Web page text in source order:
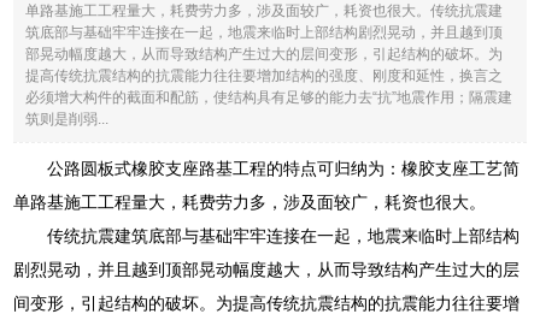
单路基施工工程量大，耗费劳力多，涉及面较广，耗资也很大。传统抗震建
筑底部与基础牢牢连接在一起，地震来临时上部结构剧烈晃动，并且越到顶
部晃动幅度越大，从而导致结构产生过大的层间变形，引起结构的破坏。为
提高传统抗震结构的抗震能力往往要增加结构的强度、刚度和延性，换言之
必须增大构件的截面和配筋，使结构具有足够的能力去“抗”地震作用；隔震建
筑则是削弱...
公路圆板式橡胶支座路基工程的特点可归纳为：橡胶支座工艺简
单路基施工工程量大，耗费劳力多，涉及面较广，耗资也很大。
传统抗震建筑底部与基础牢牢连接在一起，地震来临时上部结构
剧烈晃动，并且越到顶部晃动幅度越大，从而导致结构产生过大的层
间变形，引起结构的破坏。为提高传统抗震结构的抗震能力往往要增